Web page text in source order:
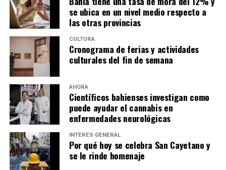
se ubica en un nivel medio respecto a
las otras provincias
CULTURA
Cronograma de ferias y actividades
culturales del fin de semana
AHORA
Científicos bahienses investigan como
puede ayudar el cannabis en
enfermedades neurológicas
INTERÉS GENERAL
Por qué hoy se celebra San Cayetano y
se le rinde homenaje